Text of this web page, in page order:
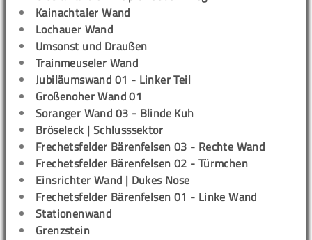
Kainachtaler Wand
Lochauer Wand
Umsonst und Draußen
Trainmeuseler Wand
Jubiläumswand 01 - Linker Teil
Großenoher Wand 01
Soranger Wand 03 - Blinde Kuh
Bröseleck | Schlusssektor
Frechetsfelder Bärenfelsen 03 - Rechte Wand
Frechetsfelder Bärenfelsen 02 - Türmchen
Einsrichter Wand | Dukes Nose
Frechetsfelder Bärenfelsen 01 - Linke Wand
Stationenwand
Grenzstein